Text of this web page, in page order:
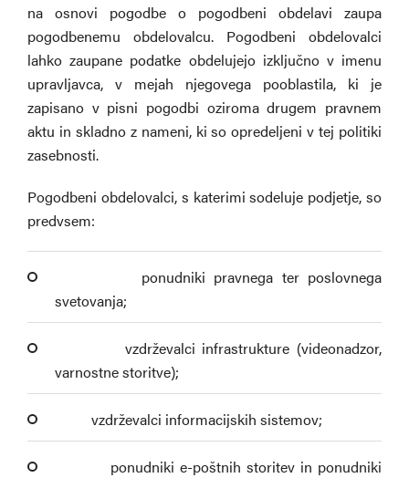
na osnovi pogodbe o pogodbeni obdelavi zaupa
pogodbenemu obdelovalcu. Pogodbeni obdelovalci
lahko zaupane podatke obdelujejo izključno v imenu
upravljavca, v mejah njegovega pooblastila, ki je
zapisano v pisni pogodbi oziroma drugem pravnem
aktu in skladno z nameni, ki so opredeljeni v tej politiki
zasebnosti.
Pogodbeni obdelovalci, s katerimi sodeluje podjetje, so
predvsem:
­ ponudniki pravnega ter poslovnega
svetovanja;
­ vzdrževalci infrastrukture (videonadzor,
varnostne storitve);
­ vzdrževalci informacijskih sistemov;
­ ponudniki e-poštnih storitev in ponudniki